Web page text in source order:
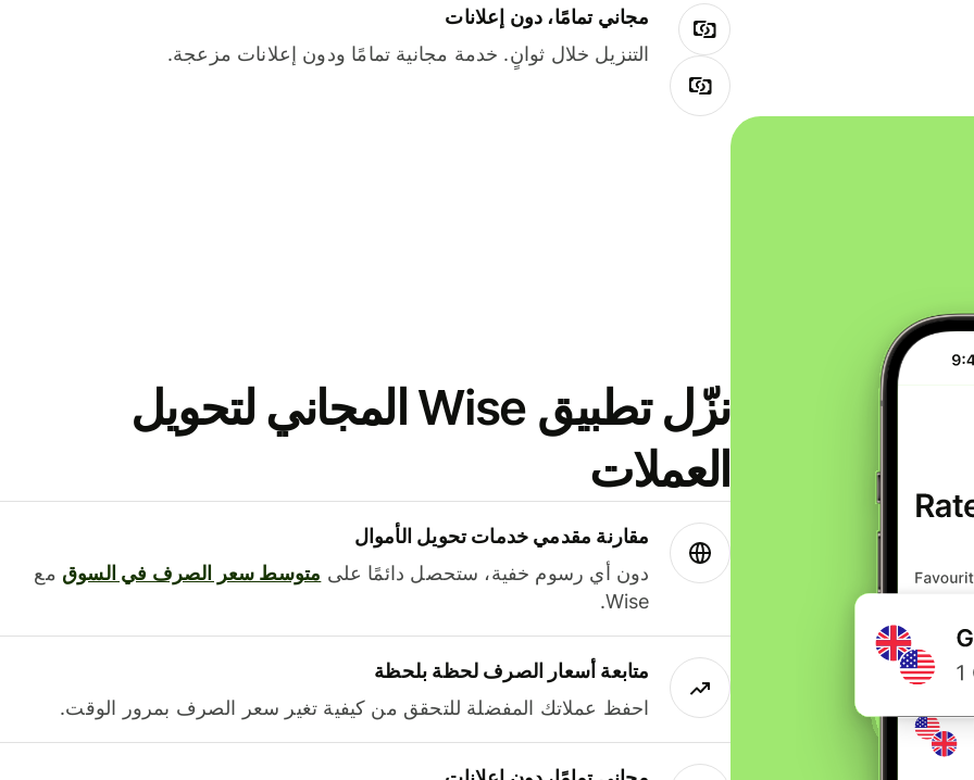
مجاني تمامًا، دون إعلانات
التنزيل خلال ثوانٍ. خدمة مجانية تمامًا ودون إعلانات مزعجة.
نزّل تطبيق Wise المجاني لتحويل
العملات
مقارنة مقدمي خدمات تحويل الأموال
دون أي رسوم خفية، ستحصل دائمًا على متوسط ​​سعر الصرف في السوق مع
Wise.
متابعة أسعار الصرف لحظة بلحظة
احفظ عملاتك المفضلة للتحقق من كيفية تغير سعر الصرف بمرور الوقت.